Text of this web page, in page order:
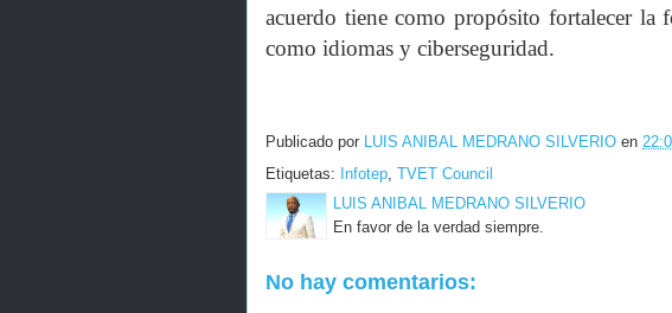
acuerdo tiene como propósito fortalecer la
como idiomas y ciberseguridad.
Publicado por LUIS ANIBAL MEDRANO SILVERIO en
Etiquetas: Infotep, TVET Council
LUIS ANIBAL MEDRANO SILVERIO
En favor de la verdad siempre.
No hay comentarios: